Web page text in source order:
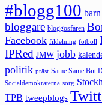
#blogg100 barn
bloggare bloggosfären
Facebook fildelning fotboll
IPRed JMW jobb
politik präst Same Same But
Socialdemokraterna sorg
TPB tweepblogs